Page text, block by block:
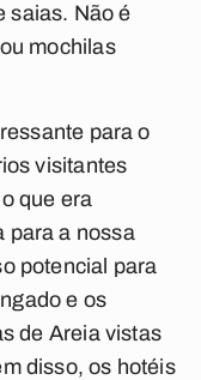
saias. Não é
mochilas
para o
visitantes
que era
para a nossa
potencial para
e os
de Areia vistas
disso, os hotéis